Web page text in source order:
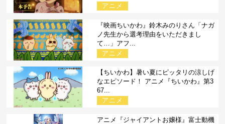
アニメ
『映画ちいかわ』鈴木みのりさん「ナガ
ノ先生から選考理由をいただきまし
て…」アフ...
アニメ
【ちいかわ】暑い夏にピッタリの涼しげ
なエピソード！ アニメ『ちいかわ』第3
67...
アニメ
アニメ『ジャイアントお嬢様』富士動機